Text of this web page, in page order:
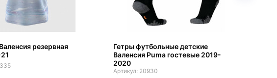
резервная
Гетры футбольные детские
Валенсия Puma гостевые 2019-
2020
20930